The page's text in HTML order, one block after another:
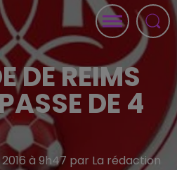
DE REIMS
DE 4
à 9h47 par La rédaction